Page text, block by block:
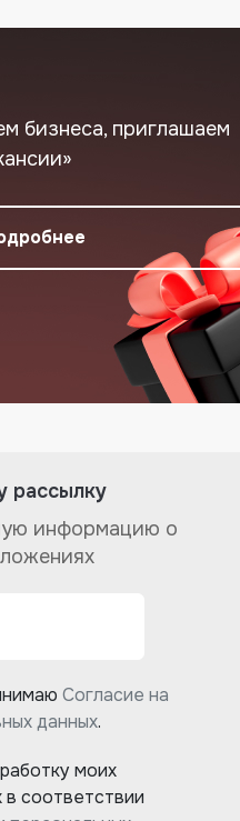
бизнеса, приглашаем
рассылку
информацию о
Согласие на
данных.
моих
в соответствии